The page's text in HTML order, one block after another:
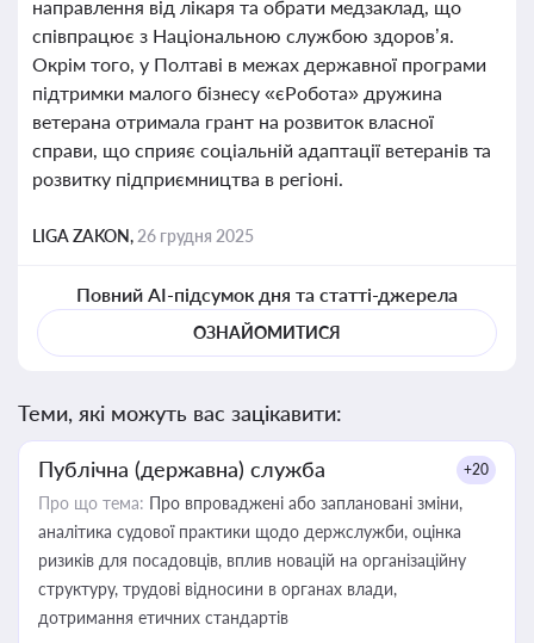
направлення від лікаря та обрати медзаклад, що
співпрацює з Національною службою здоров’я.
Окрім того, у Полтаві в межах державної програми
підтримки малого бізнесу «єРобота» дружина
ветерана отримала грант на розвиток власної
справи, що сприяє соціальній адаптації ветеранів та
розвитку підприємництва в регіоні.
LIGA ZAKON, 26 грудня 2025
Повний AI-підсумок дня та статті-джерела
ОЗНАЙОМИТИСЯ
Теми, які можуть вас зацікавити:
Публічна (державна) служба +20
Про що тема: Про впроваджені або заплановані зміни,
аналітика судової практики щодо держслужби, оцінка
ризиків для посадовців, вплив новацій на організаційну
структуру, трудові відносини в органах влади,
дотримання етичних стандартів